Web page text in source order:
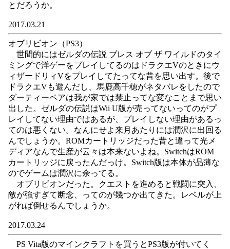
とだろうか。
2017.03.21
オブリビオン（PS3）
世間的にはゼルダの伝説 ブレス オブ ザ ワイルドのタイ
ミングで洋ゲーをプレイしてるのはドラクエVのときにウ
ィザードリィVをプレイしてたってな昔を思い出す。後で
ドラクエVも遊んだし、馬鹿高千穂がネタバレをしたので
ダーティーペアは我が家では禁止ってな変なことまで思い
出した。ゼルダの伝説はWii U版が売ってないってのがプ
レイしてない理由ではあるが、プレイしない理由があるっ
てのは悪くない。なんにせよ来月あたりには潤沢に出回る
んでしょうか。ROMカートリッジだった昔と違って光メ
ディアなんで生産が云々は本来ないよね。SwitchはROM
カートリッジに戻ったんだっけ。Switch版は本体が品薄な
のでゲームは潤沢に余ってる。
オブリビオンだった。クエストを進めると戦闘に突入、
敵が強すぎて断念、ってのが幾つか出てきた。レベルが上
がれば倒せるんでしょうか。
2017.03.24
PS Vita版のマインクラフトを買うとPS3版が付いてく